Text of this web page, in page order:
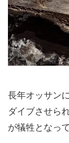
長年オッサン
ダイブさせら
が犠牲となっ